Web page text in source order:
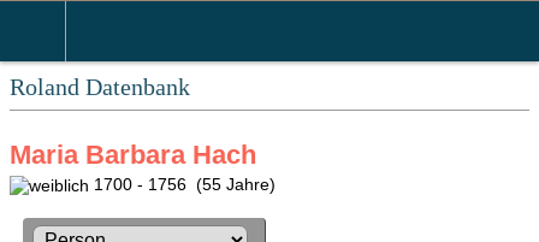
Roland Datenbank
Maria Barbara Hach
1700 - 1756 (55 Jahre)